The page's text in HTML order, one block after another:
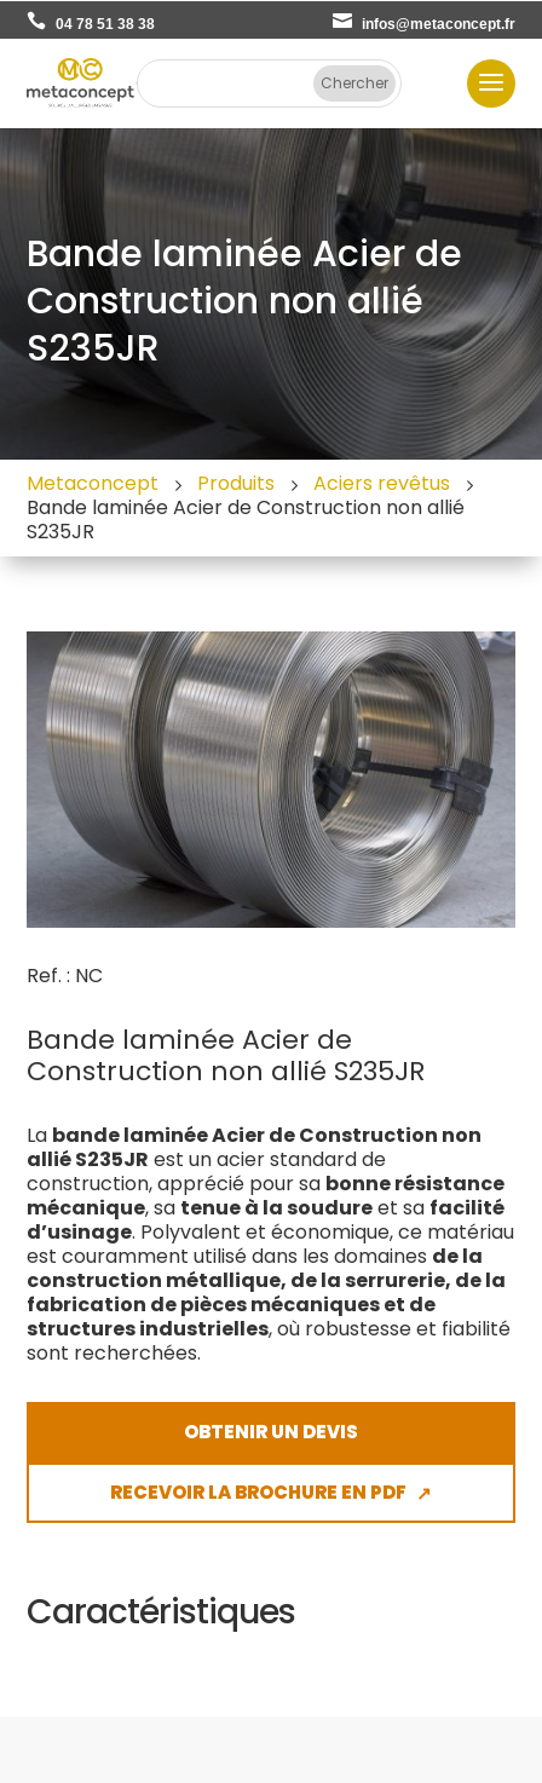
04 78 51 38 38 infos@metaconcept.fr
Bande laminée Acier de
Construction non allié
S235JR
Metaconcept Produits
Aciers revêtus
Bande laminée Acier de Construction non allié
S235JR
Ref. : NC
Bande laminée Acier de
Construction non allié S235JR
La bande laminée Acier de Construction non
allié S235JR est un acier standard de
construction, apprécié pour sa bonne résistance
mécanique, sa tenue à la soudureet sa facilité
d’usinage. Polyvalent et économique, ce matériau
est couramment utilisé dans les domaines de la
construction métallique, de la serrurerie, de la
fabrication de pièces mécaniques et de
structures industrielles, où robustesse et fiabilité
sont recherchées.
OBTENIR UN DEVIS
RECEVOIR LA BROCHURE EN PDF ↗
Caractéristiques